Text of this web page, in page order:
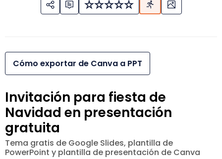
Cómo exportar de Canva a PPT
Invitación para fiesta de
Navidad en presentación
gratuita
Tema gratis de Google Slides, plantilla de
PowerPoint y plantilla de presentación de Canva